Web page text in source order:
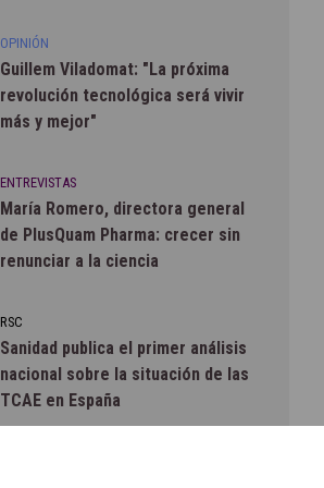
OPINIÓN
Guillem Viladomat: "La próxima
revolución tecnológica será vivir
más y mejor"
ENTREVISTAS
María Romero, directora general
de PlusQuam Pharma: crecer sin
renunciar a la ciencia
RSC
Sanidad publica el primer análisis
nacional sobre la situación de las
TCAE en España